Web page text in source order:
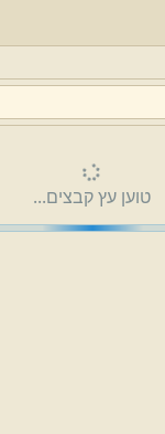
טוען עץ קבצים...